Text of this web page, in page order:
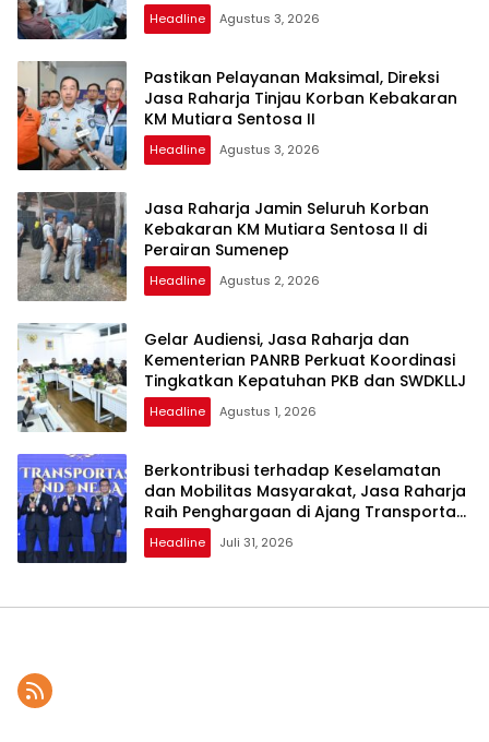
Headline Agustus 3, 2026
Pastikan Pelayanan Maksimal, Direksi
Jasa Raharja Tinjau Korban Kebakaran
KM Mutiara Sentosa II
Headline Agustus 3, 2026
Jasa Raharja Jamin Seluruh Korban
Kebakaran KM Mutiara Sentosa II di
Perairan Sumenep
Headline Agustus 2, 2026
Gelar Audiensi, Jasa Raharja dan
Kementerian PANRB Perkuat Koordinasi
Tingkatkan Kepatuhan PKB dan SWDKLLJ
Headline Agustus 1, 2026
Berkontribusi terhadap Keselamatan
dan Mobilitas Masyarakat, Jasa Raharja
Raih Penghargaan di Ajang Transportasi
Indonesia Awards 2026
Headline Juli 31, 2026